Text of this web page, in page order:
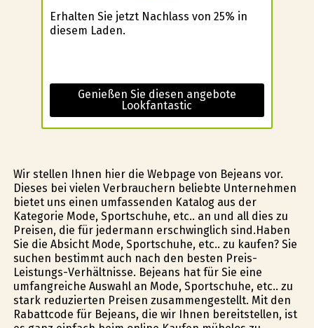
Erhalten Sie jetzt Nachlass von 25% in
diesem Laden.
Genießen Sie diesen angebote
Lookfantastic
Wir stellen Ihnen hier die Webpage von Bejeans vor.
Dieses bei vielen Verbrauchern beliebte Unternehmen
bietet uns einen umfassenden Katalog aus der
Kategorie Mode, Sportschuhe, etc.. an und all dies zu
Preisen, die für jedermann erschwinglich sind.Haben
Sie die Absicht Mode, Sportschuhe, etc.. zu kaufen? Sie
suchen bestimmt auch nach den besten Preis-
Leistungs-Verhältnisse. Bejeans hat für Sie eine
umfangreiche Auswahl an Mode, Sportschuhe, etc.. zu
stark reduzierten Preisen zusammengestellt. Mit den
Rabattcode für Bejeans, die wir Ihnen bereitstellen, ist